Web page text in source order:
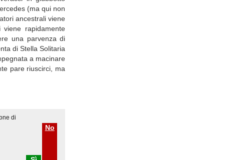
(ma qui non
ancestrali viene
viene rapidamente
una parvenza di
di Stella Solitaria
a macinare
pare riuscirci, ma
di
No